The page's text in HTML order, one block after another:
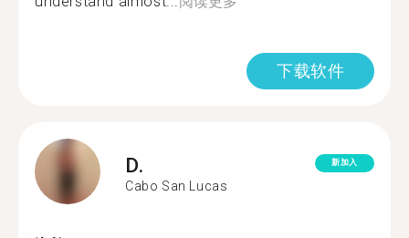
下载软件
D.
Cabo San Lucas
新加入